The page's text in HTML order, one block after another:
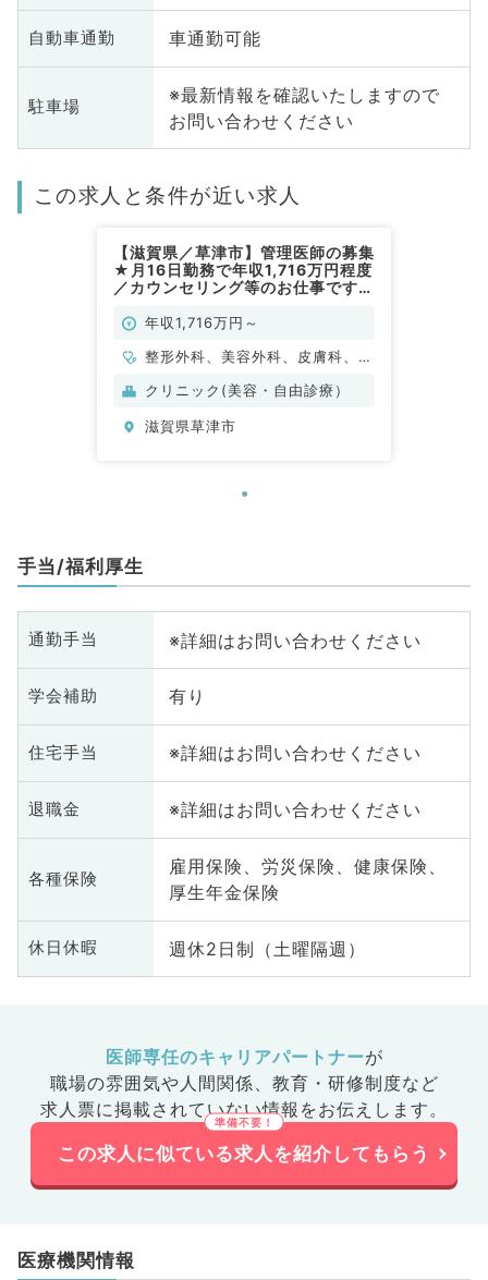
自動車通勤 車通勤可能
駐車場
※最新情報を確認いたしますので
お問い合わせください
この求人と条件が近い求人
【滋賀県／草津市】管理医師の募集
★月16日勤務で年収1,716万円程度
／カウンセリング等のお仕事です
年収1,716万円～
整形外科、美容外科、皮膚科、美
容皮膚科
クリニック(美容・自由診療）
滋賀県草津市
手当/福利厚生
通勤手当 ※詳細はお問い合わせください
学会補助 有り
住宅手当 ※詳細はお問い合わせください
退職金 ※詳細はお問い合わせください
各種保険
雇用保険、労災保険、健康保険、
厚生年金保険
休日休暇 週休2日制（土曜隔週）
医師専任のキャリアパートナーが
職場の雰囲気や人間関係、 教育・研修制度など
求人票に掲載されていない情報をお伝えします。
この求人に似ている求人を紹介してもらう
医療機関情報